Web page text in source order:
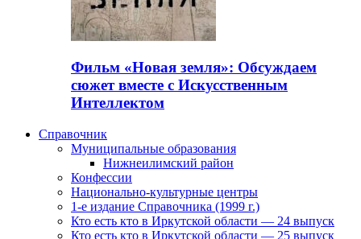
Фильм «Новая земля»: Обсуждаем
сюжет вместе с Искусственным
Интеллектом
Справочник
Муниципальные образования
Нижнеилимский район
Конфессии
Национально-культурные центры
1-е издание Справочника (1999 г.)
Кто есть кто в Иркутской области — 24 выпуск
Кто есть кто в Иркутской области — 25 выпуск